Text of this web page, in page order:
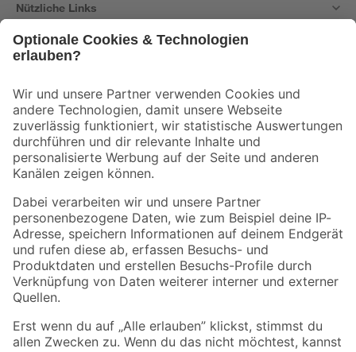
Nützliche Links
Der toom Newsletter: Keine Angebote und Aktionen mehr verpassen!
Zur Newsletter Anmeldung
Folge uns
Zahlungsarten Versandarten
Sicher einkaufen